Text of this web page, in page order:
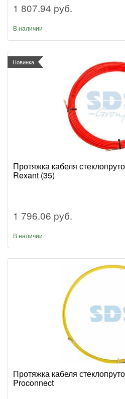
1 807.94 руб.
В наличии
Новинка
Протяжка кабеля
Rexant (35)
1 796.06 руб.
В наличии
Протяжка кабеля
Proconnect